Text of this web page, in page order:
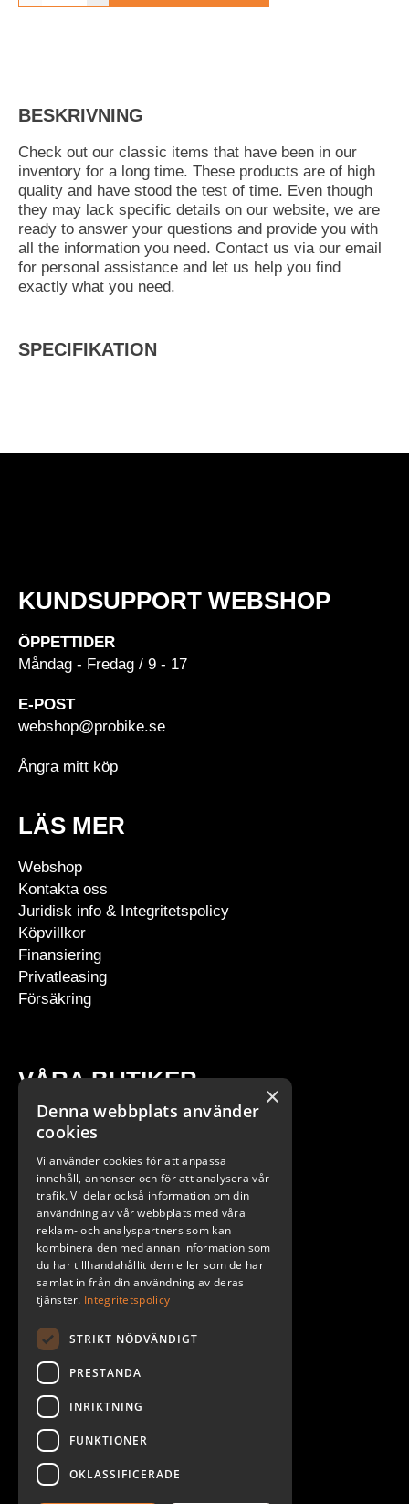
BESKRIVNING
Check out our classic items that have been in our
inventory for a long time. These products are of high
quality and have stood the test of time. Even though
they may lack specific details on our website, we are
ready to answer your questions and provide you with
all the information you need. Contact us via our email
for personal assistance and let us help you find
exactly what you need.
SPECIFIKATION
KUNDSUPPORT WEBSHOP
ÖPPETTIDER
Måndag - Fredag / 9 - 17
E-POST
webshop@probike.se
Ångra mitt köp
LÄS MER
Webshop
Kontakta oss
Juridisk info & Integritetspolicy
Köpvillkor
Finansiering
Privatleasing
Försäkring
VÅRA BUTIKER
Stockholm
Göteborg
Malmö
2026. ALL RIGHTS RESERVED.
POWERED BY EMPORI CMS
×
Denna webbplats använder
cookies
Vi använder cookies för att anpassa
innehåll, annonser och för att analysera vår
trafik. Vi delar också information om din
användning av vår webbplats med våra
reklam- och analyspartners som kan
kombinera den med annan information som
du har tillhandahållit dem eller som de har
samlat in från din användning av deras
tjänster. Integritetspolicy
STRIKT NÖDVÄNDIGT
PRESTANDA
INRIKTNING
FUNKTIONER
OKLASSIFICERADE